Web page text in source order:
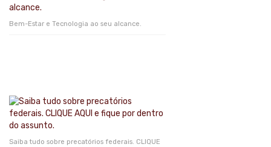
Bem-Estar e Tecnologia ao seu alcance.
Saiba tudo sobre precatórios federais. CLIQUE